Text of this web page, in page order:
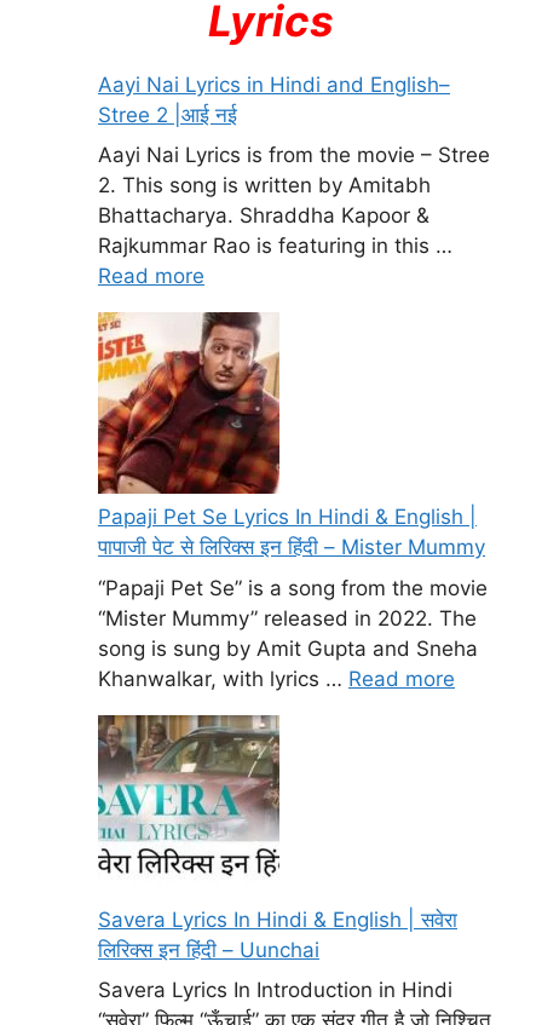
Lyrics
Aayi Nai Lyrics in Hindi and English–
Stree 2 |आई नई
Aayi Nai Lyrics is from the movie – Stree
2. This song is written by Amitabh
Bhattacharya. Shraddha Kapoor &
Rajkummar Rao is featuring in this …
Read more
Papaji Pet Se Lyrics In Hindi & English |
पापाजी पेट से लिरिक्स इन हिंदी – Mister Mummy
“Papaji Pet Se” is a song from the movie
“Mister Mummy” released in 2022. The
song is sung by Amit Gupta and Sneha
Khanwalkar, with lyrics … Read more
Savera Lyrics In Hindi & English | सवेरा
लिरिक्स इन हिंदी – Uunchai
Savera Lyrics In Introduction in Hindi